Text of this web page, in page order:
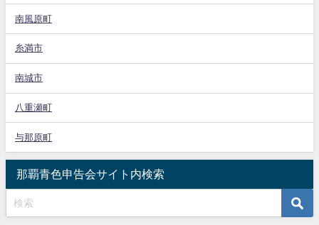
南風原町
糸満市
南城市
八重瀬町
与那原町
那覇青色申告会サイト内検索